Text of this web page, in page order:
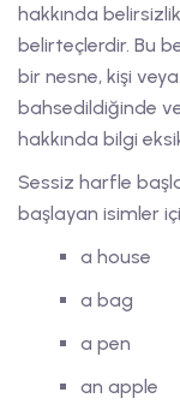
hakkında
belirteçlerdir. Bu
bir nesne, kişi
bahsedildiğinde
hakkında bilgi
Sessiz harfle
başlayan isimler
a house
a bag
a pen
an apple